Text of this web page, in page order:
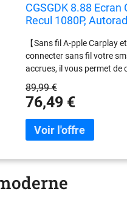
CGSGDK 8.88
Recul 1080P,
【Sans fil A-pple Carplay
connecter sans fil votre
accrues, il vous permet
navigation GPS, à Siri, à
Commande Vocale】
messagerie et du
Apple Maps, Google Maps
sécurité de conduite 【
permet d'afficher
Écoutez de la musique,
89,99 €
76,49 €